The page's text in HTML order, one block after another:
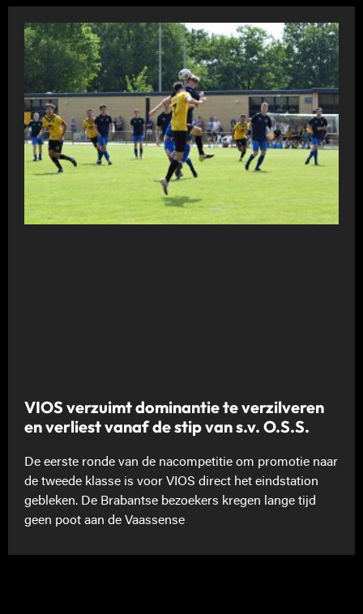
VIOS verzuimt dominantie te verzilveren
en verliest vanaf de stip van s.v. O.S.S.
De eerste ronde van de nacompetitie om promotie naar
de tweede klasse is voor VIOS direct het eindstation
gebleken. De Brabantse bezoekers kregen lange tijd
geen poot aan de Vaassense